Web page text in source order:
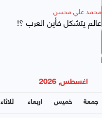
محمد علي محسن
عالم يتشكل فأين العرب ؟!
اغسطس, 2026
ثلاثاء اربعاء خميس جمعة